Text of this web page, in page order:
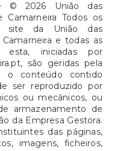
© 2026 União das
Camarneira Todos os
site da União das
e todas as
esta, iniciadas por
são geridas pela
o conteúdo contido
ser reproduzido por
ou mecânicos, ou
armazenamento de
da Empresa Gestora.
das páginas,
imagens, ficheiros,